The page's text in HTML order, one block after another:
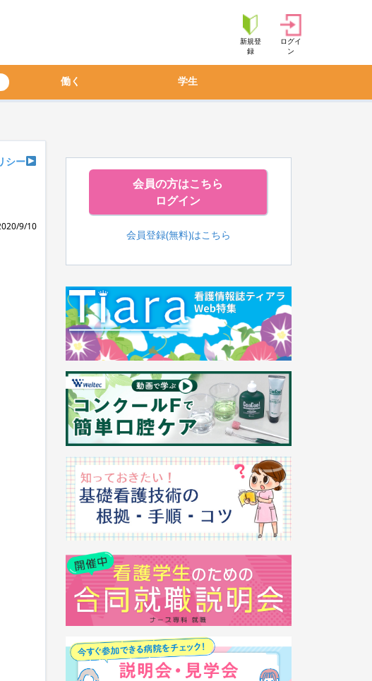
新規登
録
ログイ
ン
働く 学生
シー
9/10
会員の方はこちら
ログイン
会員登録(無料)はこちら